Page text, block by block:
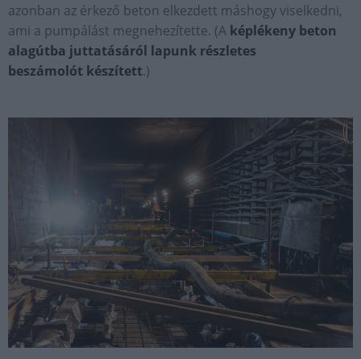
azonban az érkező beton elkezdett máshogy viselkedni,
ami a pumpálást megnehezítette. (A képlékeny beton
alagútba juttatásáról lapunk részletes
beszámolót készített.)